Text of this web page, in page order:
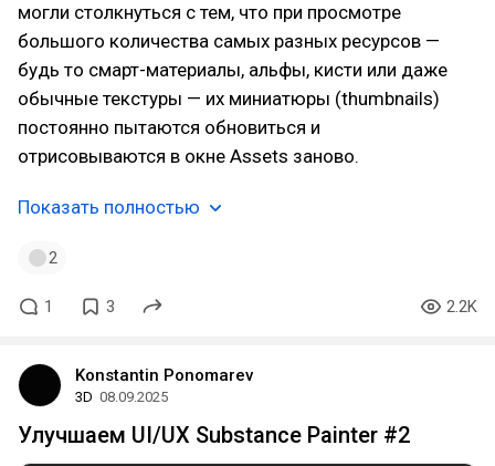
могли столкнуться с тем, что при просмотре
большого количества самых разных ресурсов —
будь то смарт-материалы, альфы, кисти или даже
обычные текстуры — их миниатюры (thumbnails)
постоянно пытаются обновиться и
отрисовываются в окне Assets заново.
Показать полностью
2
1 3 2.2K
Konstantin Ponomarev
3D 08.09.2025
Улучшаем UI/UX Substance Painter #2